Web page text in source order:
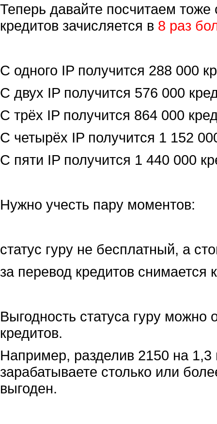
Теперь давайте посчитаем
кредитов зачисляется в 8 раз
С одного IP получится 288 000
С двух IP получится 576 000
С трёх IP получится 864 000
С четырёх IP получится 1 152
С пяти IP получится 1 440 000
Нужно учесть пару моментов:
статус гуру не бесплатный, а
за перевод кредитов снимается
Выгодность статуса гуру можно
кредитов.
Например, разделив 2150 на
зарабатываете столько или
выгоден.